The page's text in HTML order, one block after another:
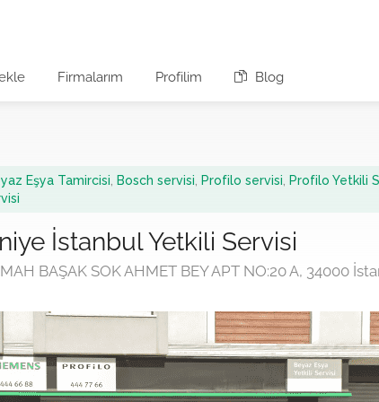
Firmalarım Profilim Blog
Eşya Tamircisi Bosch servisi Profilo servisi Profilo Yetkili
İstanbul Yetkili Servisi
BAŞAK SOK AHMET BEY APT NO:20 A, 34000